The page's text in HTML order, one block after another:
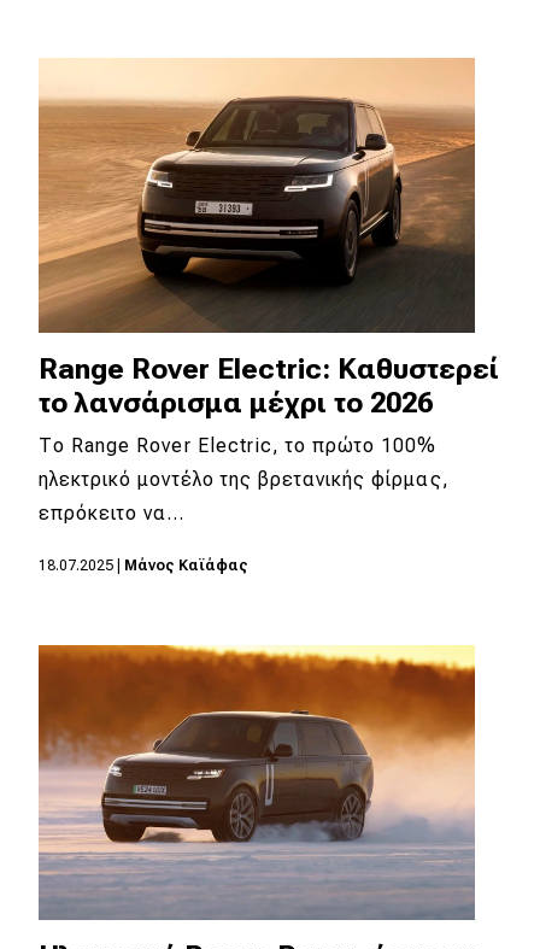
Νέα
Τεχνολογία
Mobility
Σταθμοί φόρτισης
Classic
Νέα
Παρουσιάσεις
Μεταχειρισμένο
Οδηγός αγοράς
Συμβουλές
Χρηστικά
Συμβουλές
Range Rover Electric: Καθυστερεί
το λανσάρισμα μέχρι το 2026
Το Range Rover Electric, το πρώτο 100%
ηλεκτρικό μοντέλο της βρετανικής φίρμας,
επρόκειτο να…
18.07.2025 Μάνος Καϊάφας